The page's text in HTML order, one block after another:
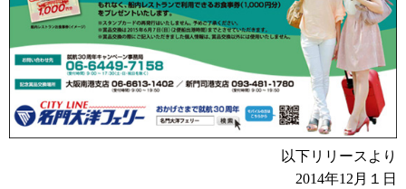
以下リリースより
2014年12月１日